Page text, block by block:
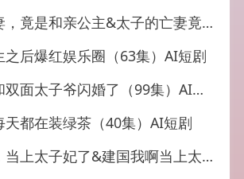
亲公主&太子的亡妻竟是和亲公主（42集）AI短剧
之后爆红娱乐圈（63集）AI短剧
面太子爷闪婚了（99集）AI短剧
天都在装绿茶（40集）AI短剧
子妃了&建国我啊当上太子妃了（20集）AI短剧